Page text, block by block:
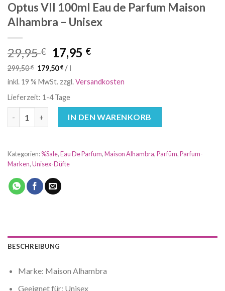
Optus VII 100ml Eau de Parfum Maison
Alhambra – Unisex
29,95€
Ursprünglicher
Preis
war:
29,95 €
17,95 €Aktueller
ist:
17,95 €.
299,50€ 179,50€ / l
inkl. 19 % MwSt. zzgl.Versandkosten
Lieferzeit: 1-4 Tage
IN DEN WARENKORB
Kategorien:%Sale,Eau De Parfum,Maison Alhambra,Parfüm,Parfum-
Marken,Unisex-Düfte
BESCHREIBUNG
Marke: Maison Alhambra
Geeignet für: Unisex